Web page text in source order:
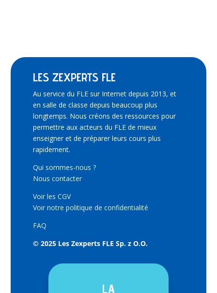
LES ZEXPERTS FLE
Au service du FLE sur Internet depuis 2013, et
en salle de classe depuis beaucoup plus
longtemps. Nous créons des ressources pour
permettre aux acteurs du FLE de mieux
enseigner et de préparer leurs cours plus
rapidement.
Qui sommes-nous ?
Nous contacter
Voir les CGV
Voir notre politique de confidentialité
FAQ
© 2025 Les Zexperts FLE Sp. z O.O.
LA